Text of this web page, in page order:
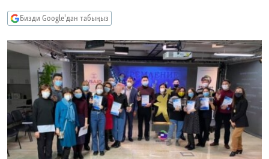
ДАНИСТЕ
ЭЖЕ-СИҢДИЛЕР
АЗАТТЫК+
ЫҢГАЙСЫЗ СУРООЛОР
Русский
ОНЛАЙН ШЕРИНЕ
ЭЕ/АРнун бардык сайттары
Бизди Google'дан табыңыз